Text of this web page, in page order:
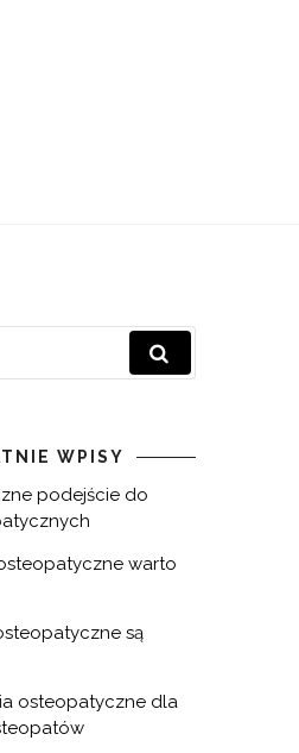
WPISY
podejście do
warto
są
osteopatyczne dla